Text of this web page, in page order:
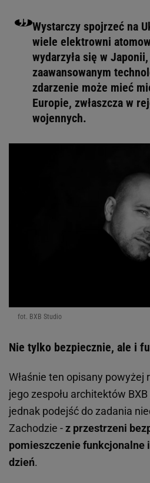
Wystarczy spojrzeć na
wiele elektrowni
wydarzyła się w
zaawansowanym
zdarzenie może mieć
Europie, zwłaszcza w
wojennych.
fot. BXB Studio
Nie tylko bezpiecznie, ale i
Właśnie ten opisany powyżej
jego zespołu architektów
jednak podejść do zadania
Zachodzie -z przestrzeni
pomieszczenie funkcjonalne
dzień.